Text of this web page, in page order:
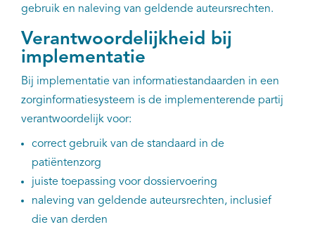
gebruik en naleving van geldende auteursrechten.
Verantwoordelijkheid bij
implementatie
Bij implementatie van informatiestandaarden in een
zorginformatiesysteem is de implementerende partij
verantwoordelijk voor:
correct gebruik van de standaard in de
patiëntenzorg
juiste toepassing voor dossiervoering
naleving van geldende auteursrechten, inclusief
die van derden